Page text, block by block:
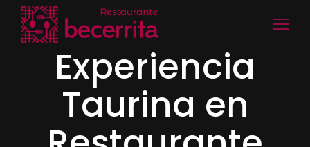
Experiencia
Taurina en